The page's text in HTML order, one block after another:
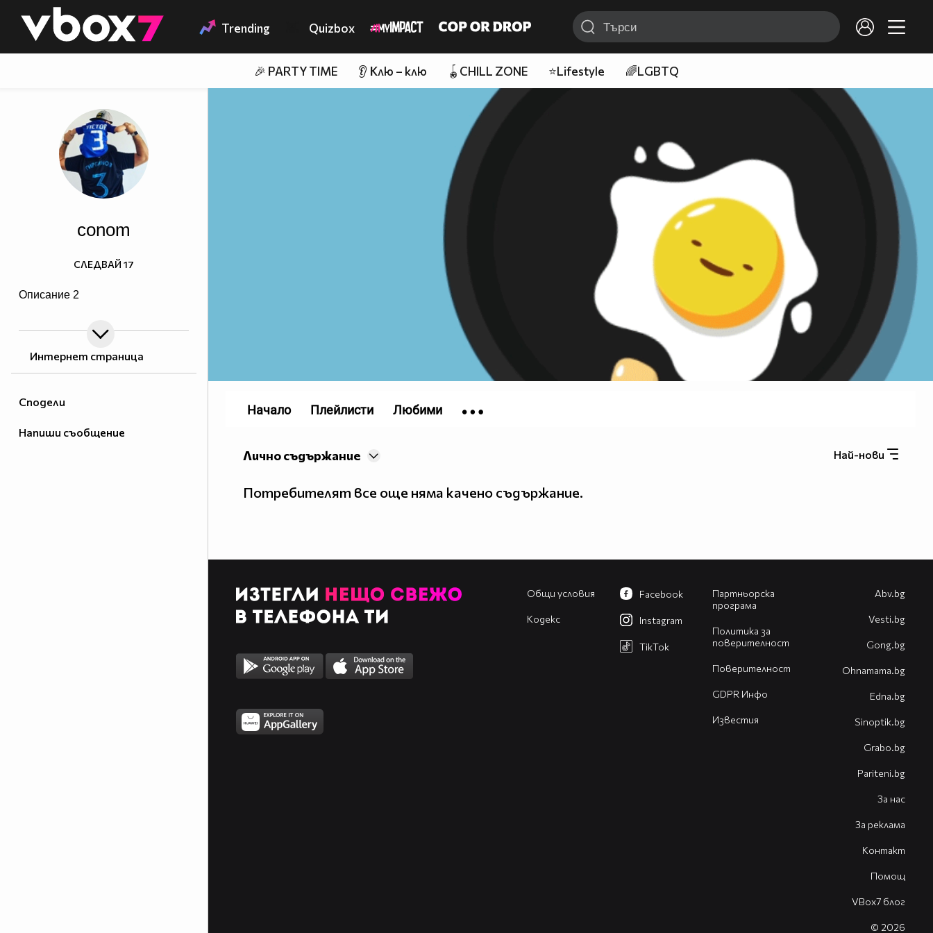
👾 Trending Quizbox
🎉 PARTY TIME 👂 Клю – клю 🪀CHILL ZONE ⭐Lifestyle 🌈LGBTQ
Сподели
Напиши съобщение
conom
Описание 2
СЛЕДВАЙ 17
Интернет страница
Най-нови
Лично съдържание
Потребителят все още няма качено съдържание.
Начало Плейлисти Любими
Общи условия
Кодекс
Партньорска
програма
Политика за
поверителност
Поверителност
GDPR Инфо
Известия
Facebook
Instagram
TikTok
Abv.bg
Vesti.bg
Gong.bg
Оhnamama.bg
Edna.bg
Sinoptik.bg
Grabo.bg
Pariteni.bg
За нас
За реклама
Контакт
Помощ
VBox7 блог
© 2026